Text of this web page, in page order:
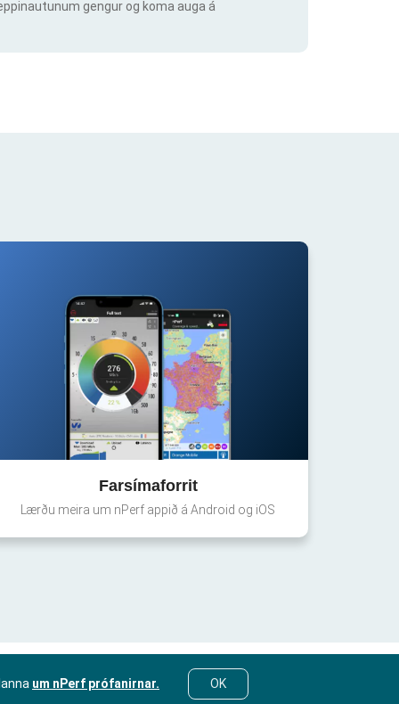
gengur og koma auga á
Farsímaforrit
Lærðu meira um nPerf appið á Android og iOS
um nPerf prófanirnar. OK